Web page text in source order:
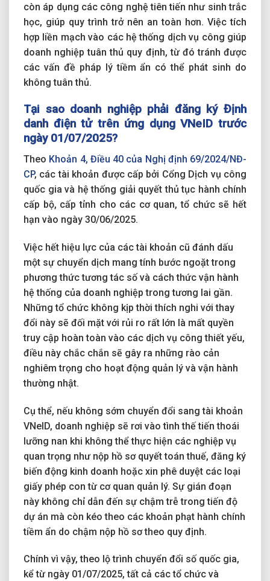
còn áp dụng các công nghệ tiên tiến như sinh trắc
học, giúp quy trình trở nên an toàn hơn. Việc tích
hợp liền mạch vào các hệ thống dịch vụ công giúp
doanh nghiệp tuân thủ quy định, từ đó tránh được
các vấn đề pháp lý tiềm ẩn có thể phát sinh do
không tuân thủ.
Tại sao doanh nghiệp phải đăng ký Định
danh điện tử trên ứng dụng VNeID trước
ngày 01/07/2025?
Theo Khoản 4, Điều 40 của Nghị định 69/2024/NĐ-
CP, các tài khoản được cấp bởi Cổng Dịch vụ công
quốc gia và hệ thống giải quyết thủ tục hành chính
cấp bộ, cấp tỉnh cho các cơ quan, tổ chức sẽ hết
hạn vào ngày 30/06/2025.
Việc hết hiệu lực của các tài khoản cũ đánh dấu
một sự chuyển dịch mang tính bước ngoặt trong
phương thức tương tác số và cách thức vận hành
hệ thống của doanh nghiệp trong tương lai gần.
Những tổ chức không kịp thời thích nghi với thay
đổi này sẽ đối mặt với rủi ro rất lớn là mất quyền
truy cập hoàn toàn vào các dịch vụ công thiết yếu,
điều này chắc chắn sẽ gây ra những rào cản
nghiêm trọng cho hoạt động quản lý và vận hành
thường nhật.
Cụ thể, nếu không sớm chuyển đổi sang tài khoản
VNeID, doanh nghiệp sẽ rơi vào tình thế tiến thoái
lưỡng nan khi không thể thực hiện các nghiệp vụ
quan trọng như nộp hồ sơ quyết toán thuế, đăng ký
biến động kinh doanh hoặc xin phê duyệt các loại
giấy phép con từ cơ quan quản lý. Sự gián đoạn
này không chỉ dẫn đến sự chậm trễ trong tiến độ
dự án mà còn kéo theo các khoản phạt hành chính
tiềm ẩn do chậm nộp hồ sơ theo quy định.
Chính vì vậy, theo lộ trình chuyển đổi số quốc gia,
kể từ ngày 01/07/2025, tất cả các tổ chức và